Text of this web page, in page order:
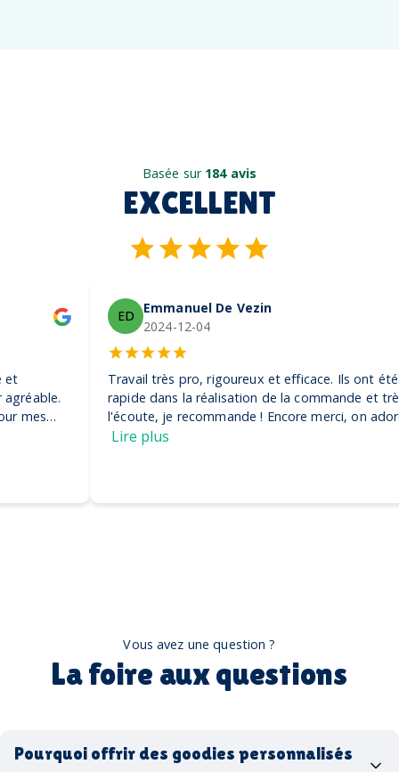
Basée sur 184 avis
EXCELLENT
ED Emmanuel De Vezin
2024-12-04
Travail très pro, rigoureux et efficace. Ils ont été très
rapide dans la réalisation de la commande et très à
l'écoute, je recommande ! Encore merci, on adore nos
Vous avez une question ?
La foire aux questions
Pourquoi offrir des goodies personnalisés